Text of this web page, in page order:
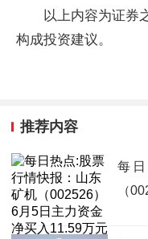
以上内容为证券
构成投资建议。
推荐内容
每
（